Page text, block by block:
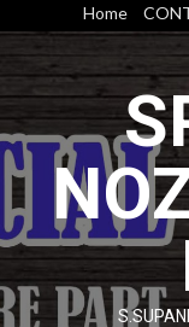
content
Home